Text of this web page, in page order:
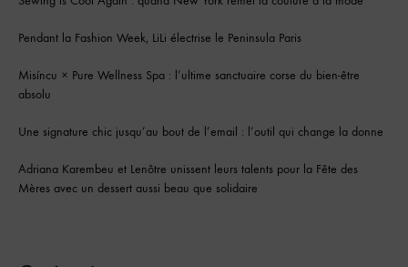
Pendant la Fashion Week, LiLi électrise le Peninsula Paris
Misíncu × Pure Wellness Spa : l’ultime sanctuaire corse du bien-être
absolu
Une signature chic jusqu’au bout de l’email : l’outil qui change la donne
Adriana Karembeu et Lenôtre unissent leurs talents pour la Fête des
Mères avec un dessert aussi beau que solidaire